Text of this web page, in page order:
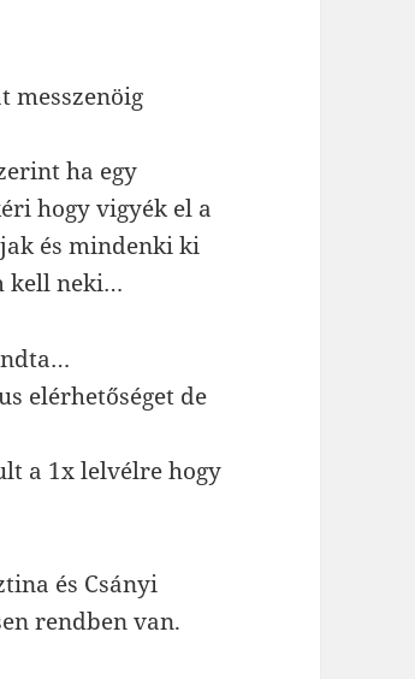
messzenöig
ha egy
hogy vigyék el a
és mindenki ki
kell neki…
elérhetőséget de
a 1x lelvélre hogy
és Csányi
rendben van.